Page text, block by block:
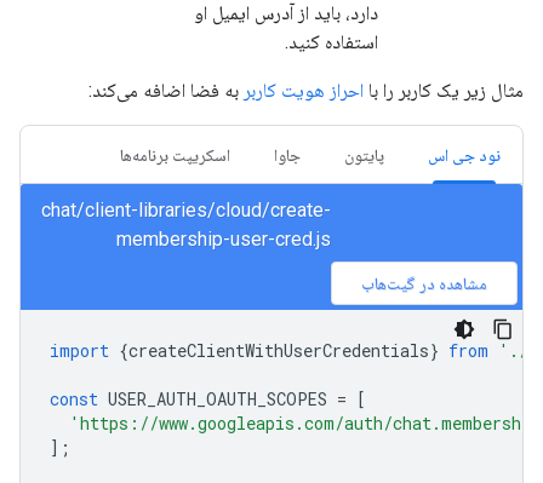
دارد، باید از آدرس ایمیل او
استفاده کنید.
مثال زیر یک کاربر را با احراز هویت کاربر به فضا اضافه می‌کند:
نود جی اس پایتون جاوا اسکریپت برنامه‌ها
chat/client-libraries/cloud/create-
membership-user-cred.js
مشاهده در گیت‌هاب
import {createClientWithUserCredentials} from './
const USER_AUTH_OAUTH_SCOPES = [
'https://www.googleapis.com/auth/
];